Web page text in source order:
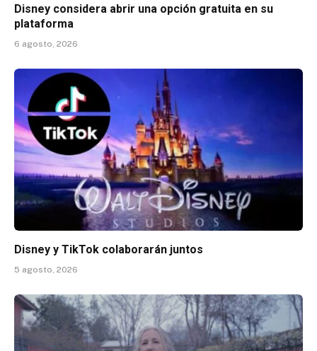
Disney considera abrir una opción gratuita en su
plataforma
6 agosto, 2026
Disney y TikTok colaborarán juntos
5 agosto, 2026